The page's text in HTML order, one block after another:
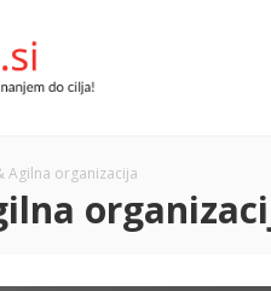
Agilna organizacija